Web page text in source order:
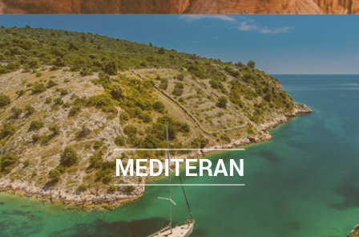
MEDITERAN